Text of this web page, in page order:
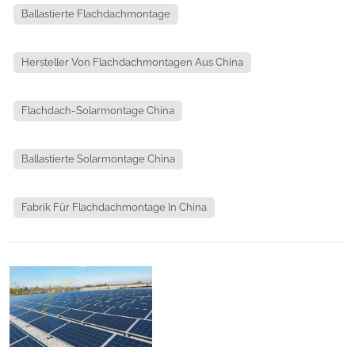
Ballastierte Flachdachmontage
Hersteller Von Flachdachmontagen Aus China
Flachdach-Solarmontage China
Ballastierte Solarmontage China
Fabrik Für Flachdachmontage In China